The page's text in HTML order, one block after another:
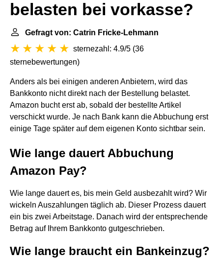
belasten bei vorkasse?
Gefragt von: Catrin Fricke-Lehmann
sternezahl: 4.9/5 (36
sternebewertungen)
Anders als bei einigen anderen Anbietern, wird das
Bankkonto nicht direkt nach der Bestellung belastet.
Amazon bucht erst ab, sobald der bestellte Artikel
verschickt wurde. Je nach Bank kann die Abbuchung erst
einige Tage später auf dem eigenen Konto sichtbar sein.
Wie lange dauert Abbuchung
Amazon Pay?
Wie lange dauert es, bis mein Geld ausbezahlt wird? Wir
wickeln Auszahlungen täglich ab. Dieser Prozess dauert
ein bis zwei Arbeitstage. Danach wird der entsprechende
Betrag auf Ihrem Bankkonto gutgeschrieben.
Wie lange braucht ein Bankeinzug?